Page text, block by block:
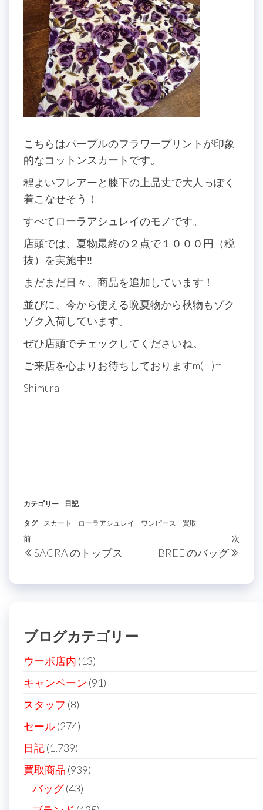
こちらはパープルのフラワープリントが印象
的なコットンスカートです。
程よいフレアーと膝下の上品丈で大人っぽく
着こなせそう！
すべてローラアシュレイのモノです。
店頭では、夏物最終の２点で１０００円（税
抜）を実施中‼︎
まだまだ日々、商品を追加しています！
並びに、今から使える晩夏物から秋物もゾク
ゾク入荷しています。
ぜひ店頭でチェックしてくださいね。
ご来店を心よりお待ちしておりますm(__)m
Shimura
カテゴリー 日記
タグ スカート ローラアシュレイ ワンピース 買取
投
稿
ナ
ー
シ
ョ
ン
過
去
前
SACRA のトップス
次
次
BREE のバッグ
ブログカテゴリー
ウーボ店内 (13)
キャンペーン (91)
スタッフ (8)
セール(274)
日記(1,739)
買取商品 (939)
バッグ(43)